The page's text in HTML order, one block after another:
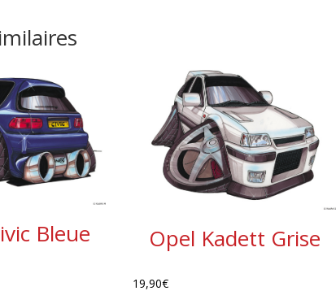
Bleue Opel Kadett Grise
19,90€